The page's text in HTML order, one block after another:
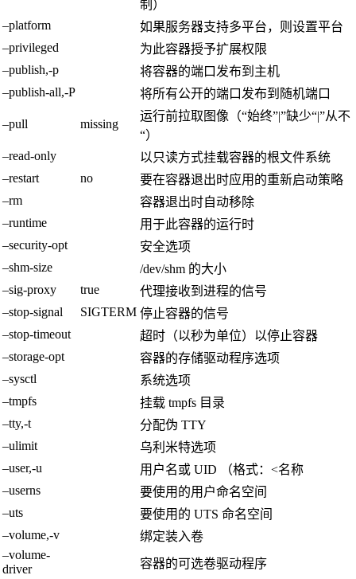
制）
–platform
如果服务器支持多平台，则设置平台
–privileged
为此容器授予扩展权限
–publish,-p
将容器的端口发布到主机
–publish-all,-P
将所有公开的端口发布到随机端口
–pull missing
运行前拉取图像（“始终”|”缺少“|”从不
“）
–read-only
以只读方式挂载容器的根文件系统
–restart
no
要在容器退出时应用的重新启动策略
–rm
容器退出时自动移除
–runtime
用于此容器的运行时
–security-opt
安全选项
–shm-size
/dev/shm 的大小
–sig-proxy
true
代理接收到进程的信号
–stop-signal
SIGTERM 停止容器的信号
–stop-timeout
超时（以秒为单位）以停止容器
–storage-opt
容器的存储驱动程序选项
–sysctl
系统选项
–tmpfs
挂载 tmpfs 目录
–tty,-t
分配伪 TTY
–ulimit
乌利米特选项
–user,-u
用户名或 UID （格式：<名称
–userns
要使用的用户命名空间
–uts
要使用的 UTS 命名空间
–volume,-v
绑定装入卷
–volume-
driver
容器的可选卷驱动程序